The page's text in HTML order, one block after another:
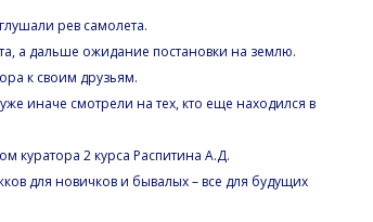
рев самолета.
а дальше ожидание постановки на землю.
к своим друзьям.
иначе смотрели на тех, кто еще находился в
куратора 2 курса Распитина А.Д.
для новичков и бывалых – все для будущих